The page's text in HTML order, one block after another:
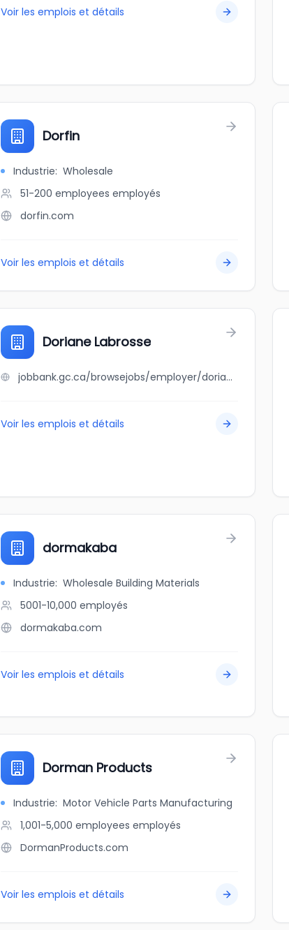
Voir les emplois et détails
Dorfin
Industrie: Wholesale
51-200 employees employés
dorfin.com
Voir les emplois et détails
Doriane Labrosse
jobbank.gc.ca/browsejobs/employer/doriane+labrosse/ca
Voir les emplois et détails
dormakaba
Industrie: Wholesale Building Materials
5001-10,000 employés
dormakaba.com
Voir les emplois et détails
Dorman Products
Industrie: Motor Vehicle Parts Manufacturing
1,001-5,000 employees employés
DormanProducts.com
Voir les emplois et détails